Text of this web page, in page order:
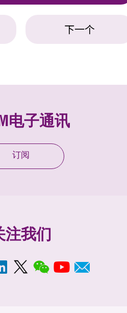
下一个
电子通讯
订阅
注我们